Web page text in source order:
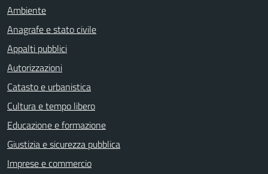
Ambiente
Anagrafe e stato civile
Appalti pubblici
Autorizzazioni
Catasto e urbanistica
Cultura e tempo libero
Educazione e formazione
Giustizia e sicurezza pubblica
Imprese e commercio